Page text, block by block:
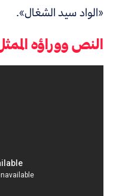
«الواد سيد الشغال».
النص ووراؤه الممثل